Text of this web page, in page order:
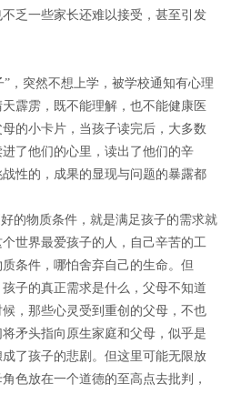
乏一些家长还难以接受，甚至引发
突然不想上学，被学校通知有心理
霹雳，既不能理解，也不能健康医
的小卡片，当孩子读完后，大多数
了他们的心里，读出了他们的辛
性的，成果的显现与问题的暴露都
的物质条件，就是满足孩子的需求就
世界最爱孩子的人，自己辛苦的工
条件，哪怕舍弃自己的生命。但
子的真正需求是什么，父母不知道
，那些心灵受到重创的父母，不也
矛头指向原生家庭和父母，似乎是
了孩子的悲剧。但这里可能无限放
色放在一个道德的至高点去批判，